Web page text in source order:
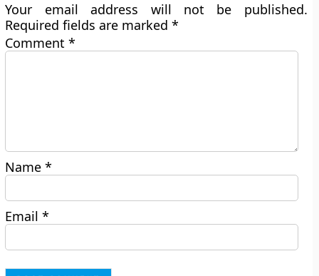
Your email address will not be published.
Required fields are marked*
Comment*
Name*
Email*